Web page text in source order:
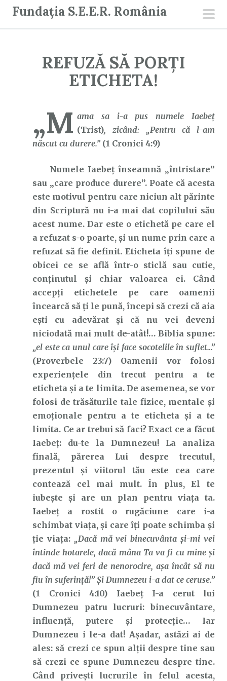
Fundația S.E.E.R. România
REFUZĂ SĂ PORȚI
ETICHETA!
„M ama sa i-a pus numele Iaebeţ
(Trist), zicând: „Pentru că l-am
născut cu durere.” (1 Cronici 4:9)
Numele Iaebeț înseamnă „întristare”
sau „care produce durere”. Poate că acesta
este motivul pentru care niciun alt părinte
din Scriptură nu i-a mai dat copilului său
acest nume. Dar este o etichetă pe care el
a refuzat s-o poarte, și un nume prin care a
refuzat să fie definit. Eticheta îți spune de
obicei ce se află într-o sticlă sau cutie,
conținutul și chiar valoarea ei. Când
accepți etichetele pe care oamenii
încearcă să ți le pună, începi să crezi că aia
ești cu adevărat și că nu vei deveni
niciodată mai mult de-atât!… Biblia spune:
„el este ca unul care îşi face socotelile în suflet…”
(Proverbele 23:7) Oamenii vor folosi
experiențele din trecut pentru a te
eticheta și a te limita. De asemenea, se vor
folosi de trăsăturile tale fizice, mentale și
emoționale pentru a te eticheta și a te
limita. Ce ar trebui să faci? Exact ce a făcut
Iaebeț: du-te la Dumnezeu! La analiza
finală, părerea Lui despre trecutul,
prezentul și viitorul tău este cea care
contează cel mai mult. În plus, El te
iubește și are un plan pentru viața ta.
Iaebeț a rostit o rugăciune care i-a
schimbat viața, și care îți poate schimba și
ție viața: „Dacă mă vei binecuvânta şi-mi vei
întinde hotarele, dacă mâna Ta va fi cu mine şi
dacă mă vei feri de nenorocire, aşa încât să nu
fiu în suferinţă!” Şi Dumnezeu i-a dat ce ceruse.”
(1 Cronici 4:10) Iaebeț I-a cerut lui
Dumnezeu patru lucruri: binecuvântare,
influență, putere și protecție… Iar
Dumnezeu i le-a dat! Așadar, astăzi ai de
ales: să crezi ce spun alții despre tine sau
să crezi ce spune Dumnezeu despre tine.
Când privești lucrurile în felul acesta,